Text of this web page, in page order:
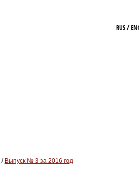
RUS/
/ Выпуск № 3 за 2016 год